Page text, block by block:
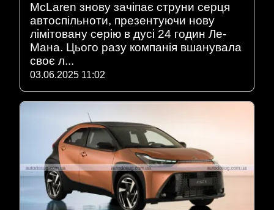
McLaren знову зачіпає струни серця
автоспільноти, презентуючи нову
лімітовану серію в дусі 24 годин Ле-
Мана. Цього разу компанія вшанувала
своє л...
03.06.2025 11:02